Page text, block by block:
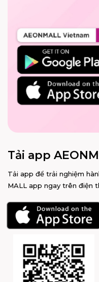
Tải app
Tải app để trải nghiệm
MALL app ngay trên điện